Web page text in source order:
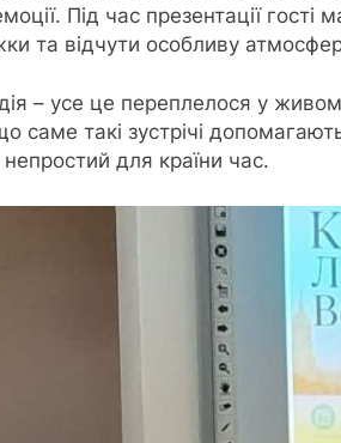
Під час презентації гості
та відчути особливу
– усе це переплелося у
саме такі зустрічі
для країни час.